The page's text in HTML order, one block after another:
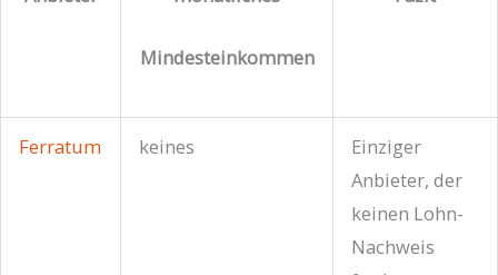
Mindesteinkommen
Ferratum keines
Einziger
Anbieter, der
keinen Lohn-
Nachweis